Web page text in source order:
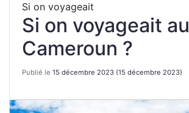
Si on voyageait
Si on voyageait au
Cameroun ?
Publié le 15 décembre 2023 (15 décembre 2023)